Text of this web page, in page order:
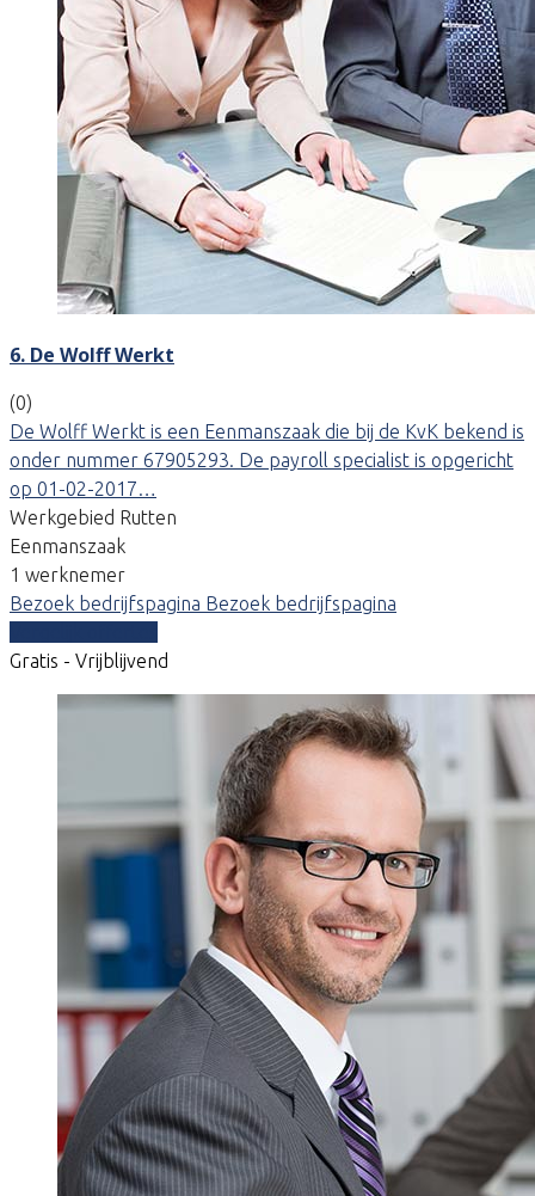
6. De Wolff Werkt
(0)
De Wolff Werkt is een Eenmanszaak die bij de KvK bekend is
onder nummer 67905293. De payroll specialist is opgericht
op 01-02-2017…
Werkgebied Rutten
Eenmanszaak
1 werknemer
Bezoek bedrijfspagina Bezoek bedrijfspagina
Gratis - Vrijblijvend